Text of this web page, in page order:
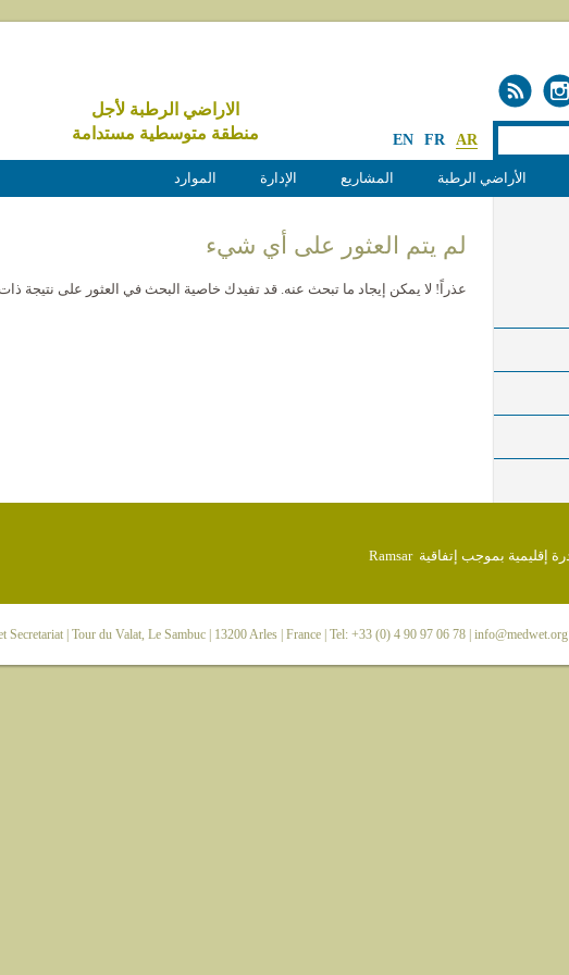
الاراضي الرطبة لأجل
منطقة متوسطية مستدامة
EN FR AR
الأراضي الرطبة المشاريع الإدارة الموارد
لم يتم العثور على أي شيء
عذراً! لا يمكن إيجاد ما تبحث عنه. قد تفيدك خاصية البحث في العثور على نتيجة
Secretariat| Tour du Valat, Le Sambuc | 13200 Arles | France | Tel: +33 (0) 4 90 97 06 78 | info@medwet.org